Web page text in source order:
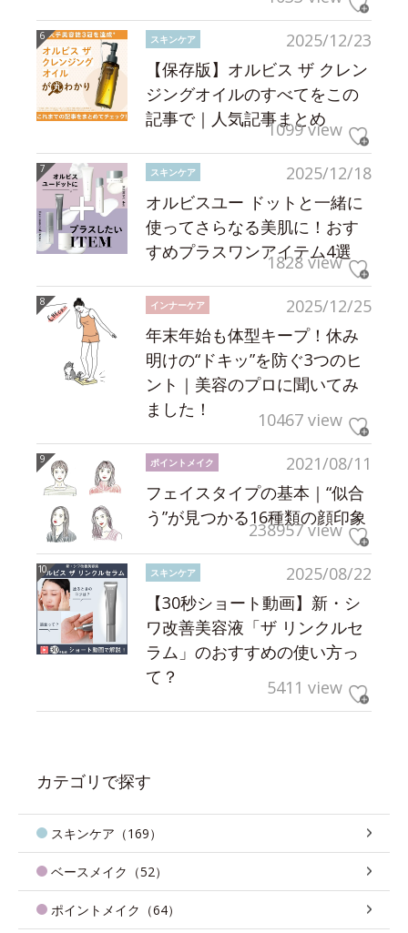
2025/12/23
スキンケア
【保存版】オルビス ザ クレン
ジングオイルのすべてをこの
記事で｜人気記事まとめ
1099 view
2025/12/18
スキンケア
オルビスユー ドットと一緒に
使ってさらなる美肌に！おす
すめプラスワンアイテム4選
1828 view
2025/12/25
インナーケア
年末年始も体型キープ！休み
明けの“ドキッ”を防ぐ3つのヒ
ント｜美容のプロに聞いてみ
ました！
10467 view
2021/08/11
ポイントメイク
フェイスタイプの基本｜“似合
う”が見つかる16種類の顔印象
238957 view
2025/08/22
スキンケア
【30秒ショート動画】新・シ
ワ改善美容液「ザ リンクルセ
ラム」のおすすめの使い方っ
て？
5411 view
カテゴリで探す
スキンケア（169）
ベースメイク（52）
ポイントメイク（64）